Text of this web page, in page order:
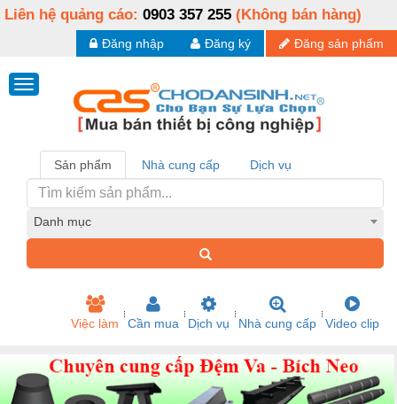
Liên hệ quảng cáo: 0903 357 255 (Không bán hàng)
Đăng sản phẩm
Đăng ký
Đăng nhập
Sản phẩm Nhà cung cấp Dịch vụ
Danh mục
Việc làm Cần mua Dịch vụ Nhà cung cấp Video clip